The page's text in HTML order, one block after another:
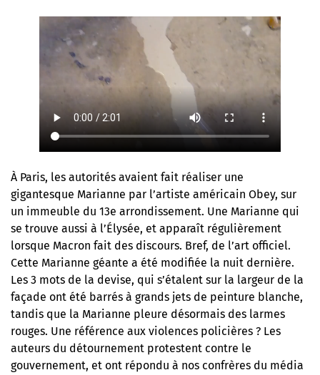
À Paris, les autorités avaient fait réaliser une
gigantesque Marianne par l’artiste américain Obey, sur
un immeuble du 13e arrondissement. Une Marianne qui
se trouve aussi à l’Élysée, et apparaît régulièrement
lorsque Macron fait des discours. Bref, de l’art officiel.
Cette Marianne géante a été modifiée la nuit dernière.
Les 3 mots de la devise, qui s’étalent sur la largeur de la
façade ont été barrés à grands jets de peinture blanche,
tandis que la Marianne pleure désormais des larmes
rouges. Une référence aux violences policières ? Les
auteurs du détournement protestent contre le
gouvernement, et ont répondu à nos confrères du média